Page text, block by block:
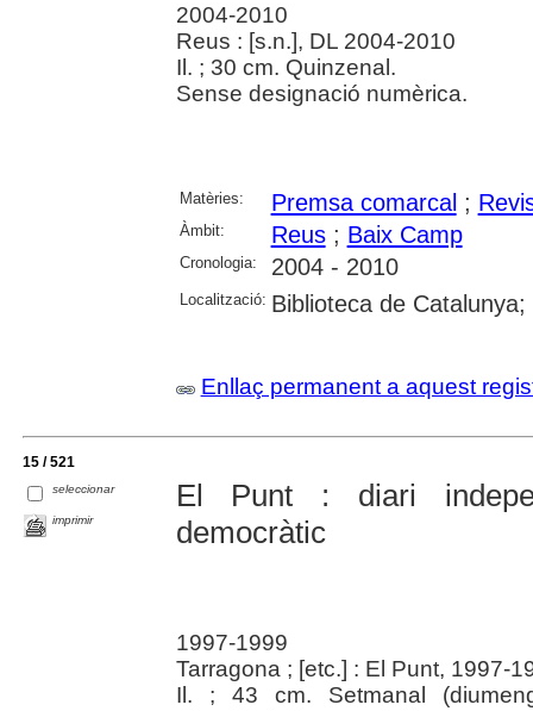
2004-2010
Reus : [s.n.], DL 2004-2010
Il. ; 30 cm. Quinzenal.
Sense designació numèrica.
Matèries: Premsa comarcal;
Àmbit: Reus; Baix Camp
Cronologia: 2004 - 2010
Localització: Biblioteca de
Enllaç permanent a aquest
15 / 521
seleccionar
imprimir
El Punt : diari
democràtic
1997-1999
Tarragona ; [etc.] : El Punt, 1997-
Il. ; 43 cm. Setmanal